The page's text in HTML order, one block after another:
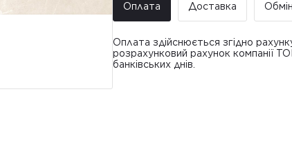
Оплата Доставка Обмін
Оплата здійснюється згідно
розрахунковий рахунок компанії
банківських днів.